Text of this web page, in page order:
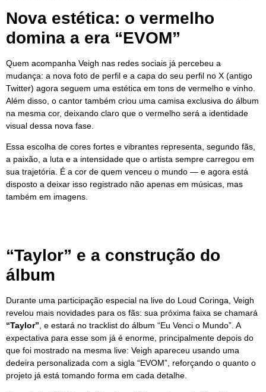
Nova estética: o vermelho
domina a era “EVOM”
Quem acompanha Veigh nas redes sociais já percebeu a
mudança: a nova foto de perfil e a capa do seu perfil no X (antigo
Twitter) agora seguem uma estética em tons de vermelho e vinho.
Além disso, o cantor também criou uma camisa exclusiva do álbum
na mesma cor, deixando claro que o vermelho será a identidade
visual dessa nova fase.
Essa escolha de cores fortes e vibrantes representa, segundo fãs,
a paixão, a luta e a intensidade que o artista sempre carregou em
sua trajetória. É a cor de quem venceu o mundo — e agora está
disposto a deixar isso registrado não apenas em músicas, mas
também em imagens.
“Taylor” e a construção do
álbum
Durante uma participação especial na live do Loud Coringa, Veigh
revelou mais novidades para os fãs: sua próxima faixa se chamará
“Taylor” , e estará no tracklist do álbum “Eu Venci o Mundo”. A
expectativa para esse som já é enorme, principalmente depois do
que foi mostrado na mesma live: Veigh apareceu usando uma
dedeira personalizada com a sigla “EVOM”, reforçando o quanto o
projeto já está tomando forma em cada detalhe.